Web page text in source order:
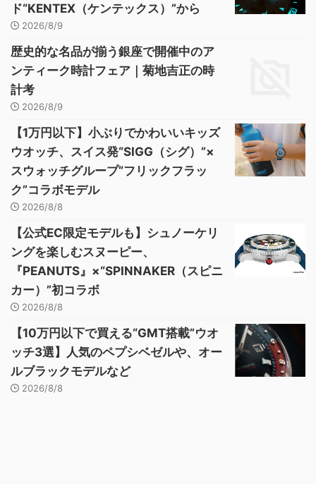
ド“KENTEX（ケンテックス）”から
2026/8/9
歴史的な名品が揃う銀座で開催中のア
ンティーク時計フェア｜菊地吉正の時
計考
2026/8/9
【1万円以下】小ぶりでかわいいキッズ
ウオッチ、スイス発“SIGG（シグ）”×
スウォッチグループ“フリックフラッ
ク”コラボモデル
2026/8/8
【公式EC限定モデルも】シュノーケリ
ングを楽しむスヌーピー、
『PEANUTS』×“SPINNAKER（スピニ
カー）”初コラボ
2026/8/8
【10万円以下で買える“GMT搭載”ウオ
ッチ3選】人気のペプシベゼルや、オー
ルブラックモデルなど
2026/8/8